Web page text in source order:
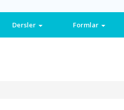
Dersler Formlar